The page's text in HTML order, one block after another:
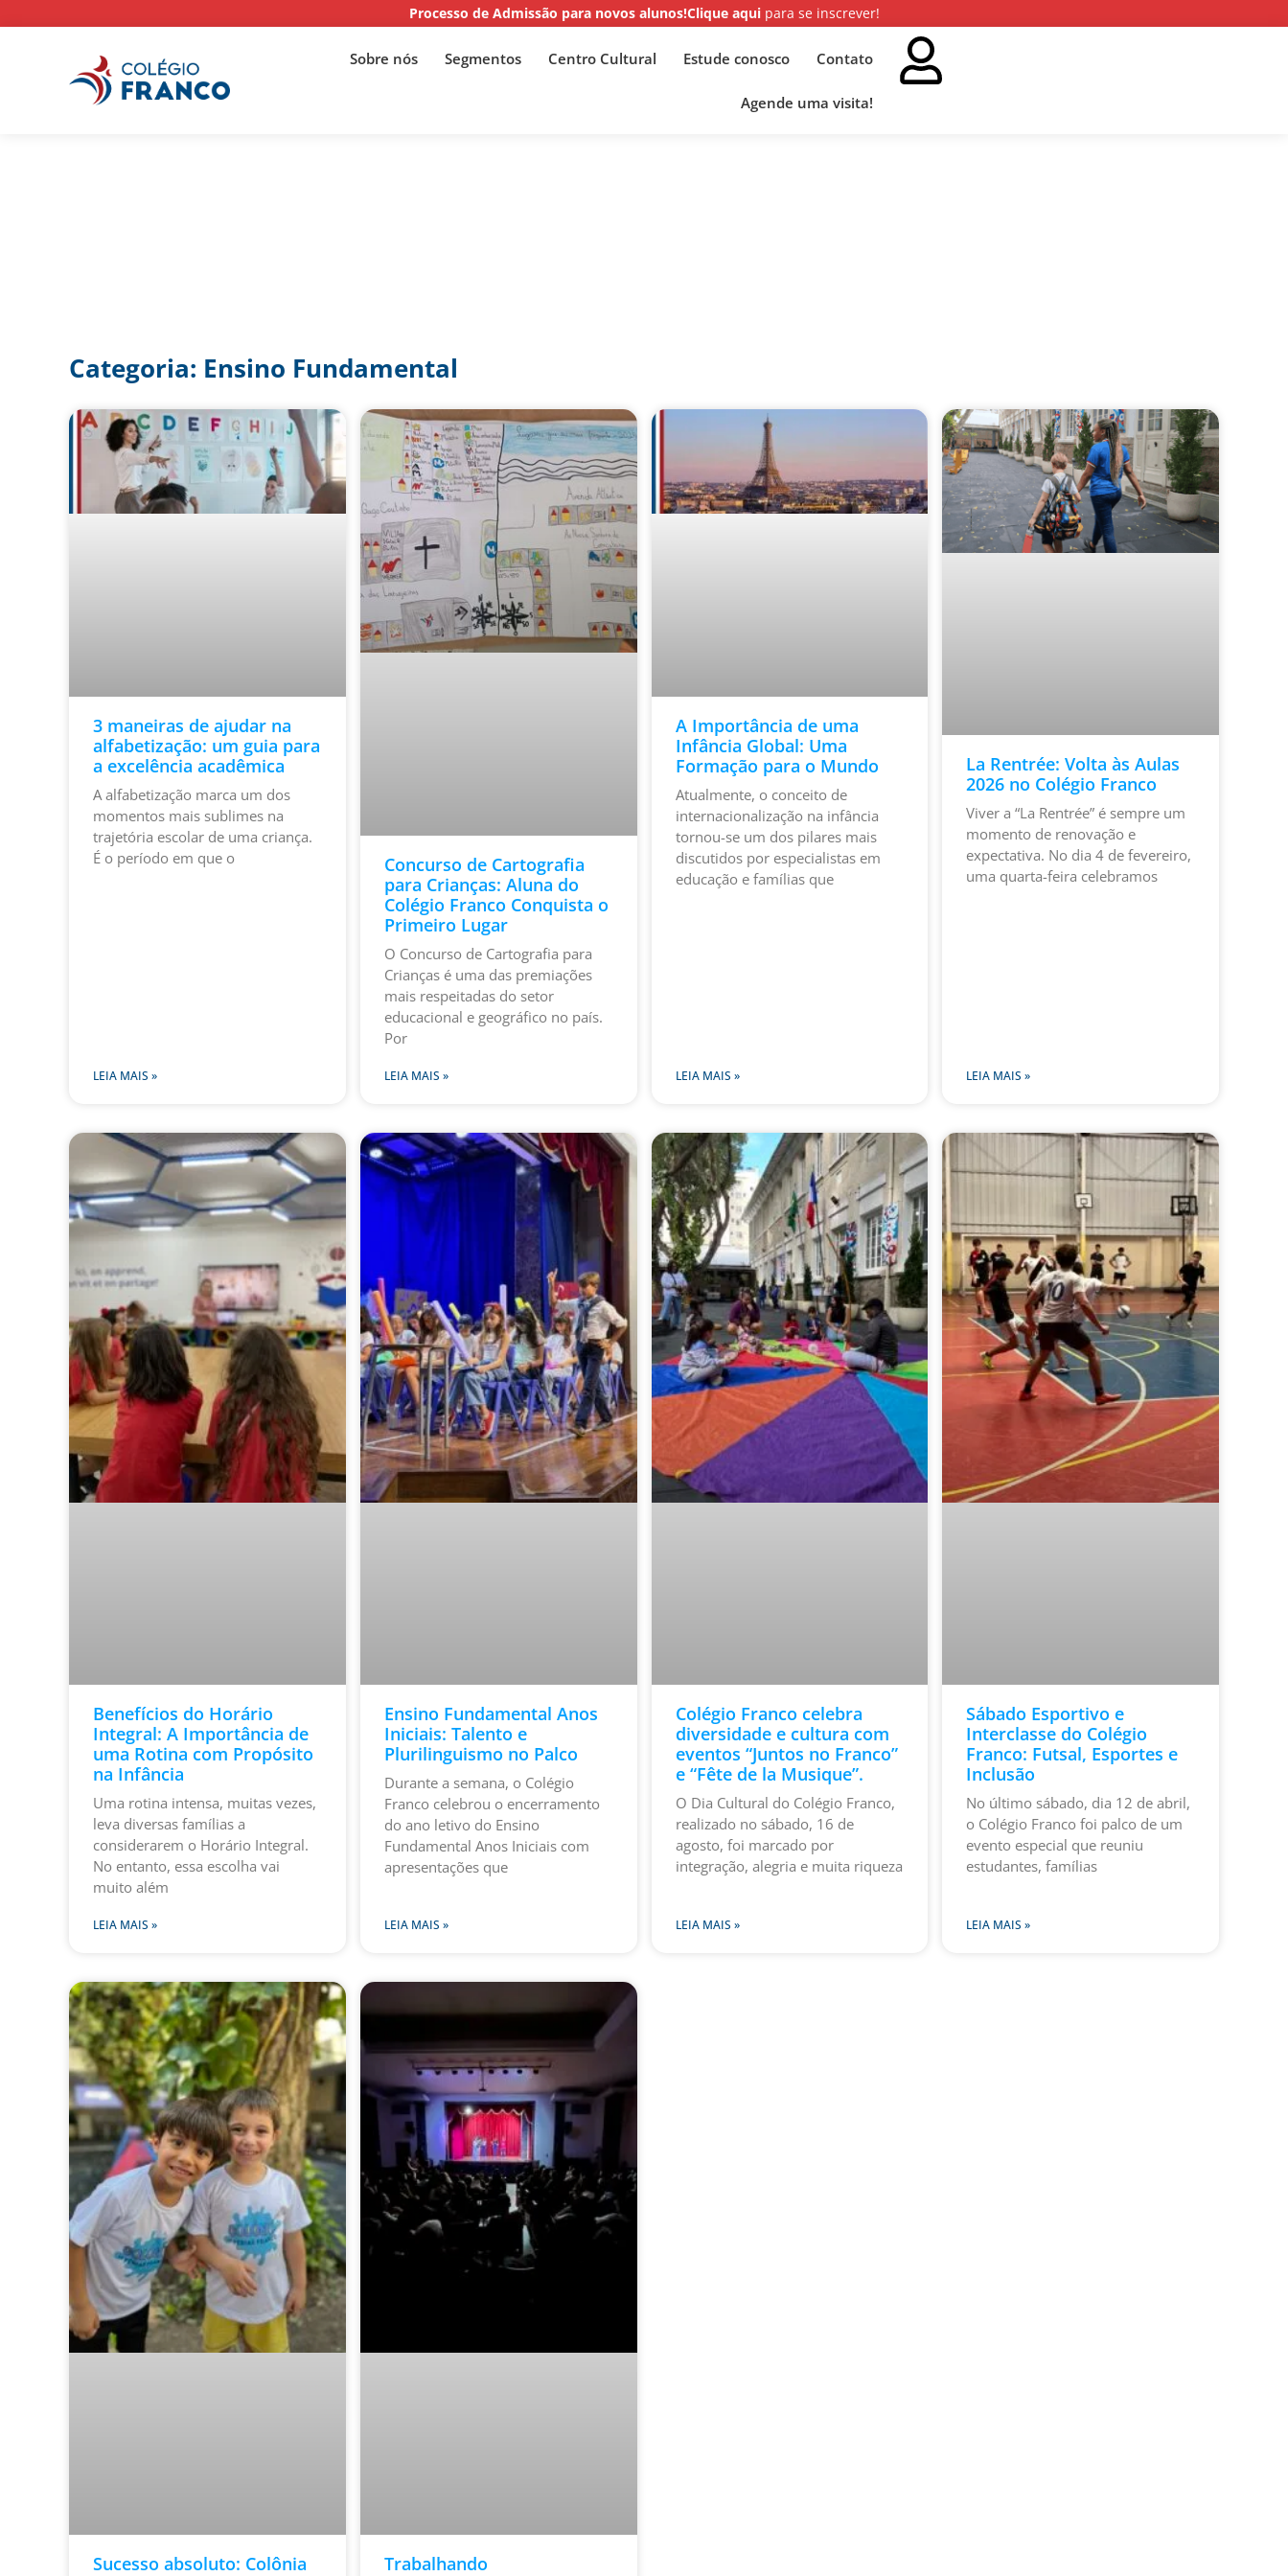
Processo de Admissão para novos alunos!Clique aqui para se inscrever!
Sobre nós Segmentos Centro Cultural Estude conosco Contato
Agende uma visita!
Categoria: Ensino Fundamental
3 maneiras de ajudar na
alfabetização: um guia para
a excelência acadêmica
A alfabetização marca um dos
momentos mais sublimes na
trajetória escolar de uma criança.
É o período em que o
LEIA MAIS »
Concurso de Cartografia
para Crianças: Aluna do
Colégio Franco Conquista o
Primeiro Lugar
O Concurso de Cartografia para
Crianças é uma das premiações
mais respeitadas do setor
educacional e geográfico no país.
Por
LEIA MAIS »
A Importância de uma
Infância Global: Uma
Formação para o Mundo
Atualmente, o conceito de
internacionalização na infância
tornou-se um dos pilares mais
discutidos por especialistas em
educação e famílias que
LEIA MAIS »
La Rentrée: Volta às Aulas
2026 no Colégio Franco
Viver a “La Rentrée” é sempre um
momento de renovação e
expectativa. No dia 4 de fevereiro,
uma quarta-feira celebramos
LEIA MAIS »
Benefícios do Horário
Integral: A Importância de
uma Rotina com Propósito
na Infância
Uma rotina intensa, muitas vezes,
leva diversas famílias a
considerarem o Horário Integral.
No entanto, essa escolha vai
muito além
LEIA MAIS »
Ensino Fundamental Anos
Iniciais: Talento e
Plurilinguismo no Palco
Durante a semana, o Colégio
Franco celebrou o encerramento
do ano letivo do Ensino
Fundamental Anos Iniciais com
apresentações que
LEIA MAIS »
Colégio Franco celebra
diversidade e cultura com
eventos “Juntos no Franco”
e “Fête de la Musique”.
O Dia Cultural do Colégio Franco,
realizado no sábado, 16 de
agosto, foi marcado por
integração, alegria e muita riqueza
LEIA MAIS »
Sábado Esportivo e
Interclasse do Colégio
Franco: Futsal, Esportes e
Inclusão
No último sábado, dia 12 de abril,
o Colégio Franco foi palco de um
evento especial que reuniu
estudantes, famílias
LEIA MAIS »
Sucesso absoluto: Colônia
Trabalhando